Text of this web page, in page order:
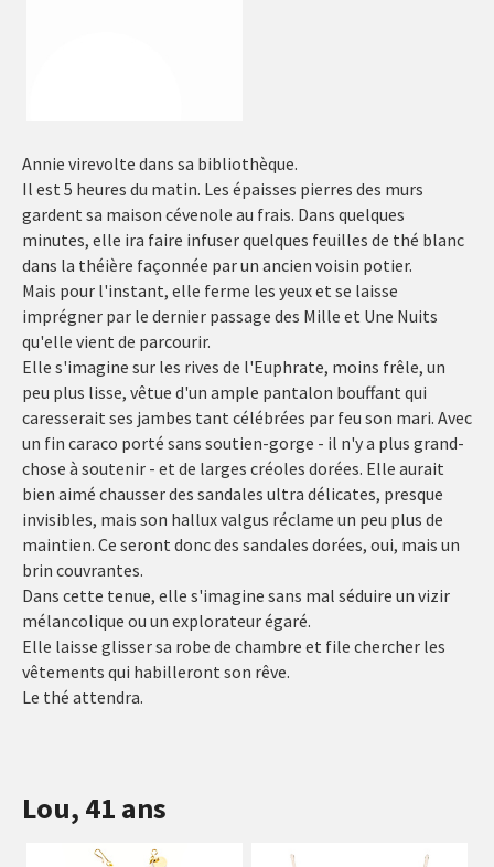
Annie virevolte dans sa bibliothèque.
Il est 5 heures du matin. Les épaisses pierres des murs
gardent sa maison cévenole au frais. Dans quelques
minutes, elle ira faire infuser quelques feuilles de thé blanc
dans la théière façonnée par un ancien voisin potier.
Mais pour l'instant, elle ferme les yeux et se laisse
imprégner par le dernier passage des Mille et Une Nuits
qu'elle vient de parcourir.
Elle s'imagine sur les rives de l'Euphrate, moins frêle, un
peu plus lisse, vêtue d'un ample pantalon bouffant qui
caresserait ses jambes tant célébrées par feu son mari. Avec
un fin caraco porté sans soutien-gorge - il n'y a plus grand-
chose à soutenir - et de larges créoles dorées. Elle aurait
bien aimé chausser des sandales ultra délicates, presque
invisibles, mais son hallux valgus réclame un peu plus de
maintien. Ce seront donc des sandales dorées, oui, mais un
brin couvrantes.
Dans cette tenue, elle s'imagine sans mal séduire un vizir
mélancolique ou un explorateur égaré.
Elle laisse glisser sa robe de chambre et file chercher les
vêtements qui habilleront son rêve.
Le thé attendra.
Lou, 41 ans